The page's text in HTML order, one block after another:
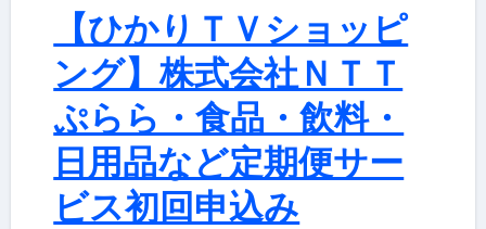
【ひかりＴＶショッピ
ング】株式会社ＮＴＴ
ぷらら・食品・飲料・
日用品など定期便サー
ビス初回申込み